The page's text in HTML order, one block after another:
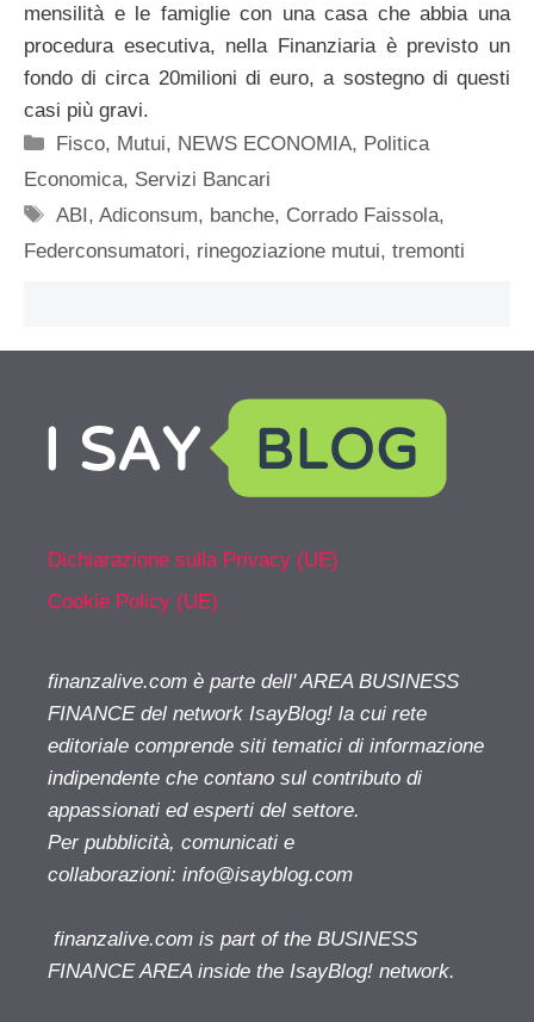
mensilità e le famiglie con una casa che abbia una
procedura esecutiva, nella Finanziaria è previsto un
fondo di circa 20milioni di euro, a sostegno di questi
casi più gravi.
Categorie
Fisco, Mutui, NEWS ECONOMIA, Politica
Economica, Servizi Bancari
Tag
ABI,Adiconsum, banche, Corrado Faissola,
Federconsumatori, rinegoziazione mutui, tremonti
Dichiarazione sulla Privacy (UE)
Cookie Policy (UE)
finanzalive.com è parte dell' AREA BUSINESS
FINANCE del network IsayBlog! la cui rete
editoriale comprende siti tematici di informazione
indipendente che contano sul contributo di
appassionati ed esperti del settore.
Per pubblicità, comunicati e
collaborazioni: info@isayblog.com
finanzalive.com is part of the BUSINESS
FINANCE AREA inside the IsayBlog! network.